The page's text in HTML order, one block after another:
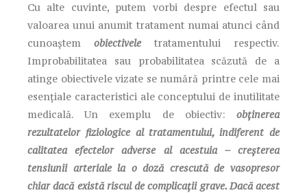
Cu alte cuvinte, putem vorbi despre efectul sau
valoarea unui anumit tratament numai atunci când
cunoaștem obiectiveletratamentului respectiv.
Improbabilitatea sau probabilitatea scăzută de a
atinge obiectivele vizate se numără printre cele mai
esențiale caracteristici ale conceptului de inutilitate
medicală. Un exemplu de obiectiv: obținerea
rezultatelor fiziologice al tratamentului, indiferent de
calitatea efectelor adverse al acestuia – creșterea
tensiunii arteriale la o doză crescută de vasopresor
chiar dacă există riscul de complicații grave. Dacă acest